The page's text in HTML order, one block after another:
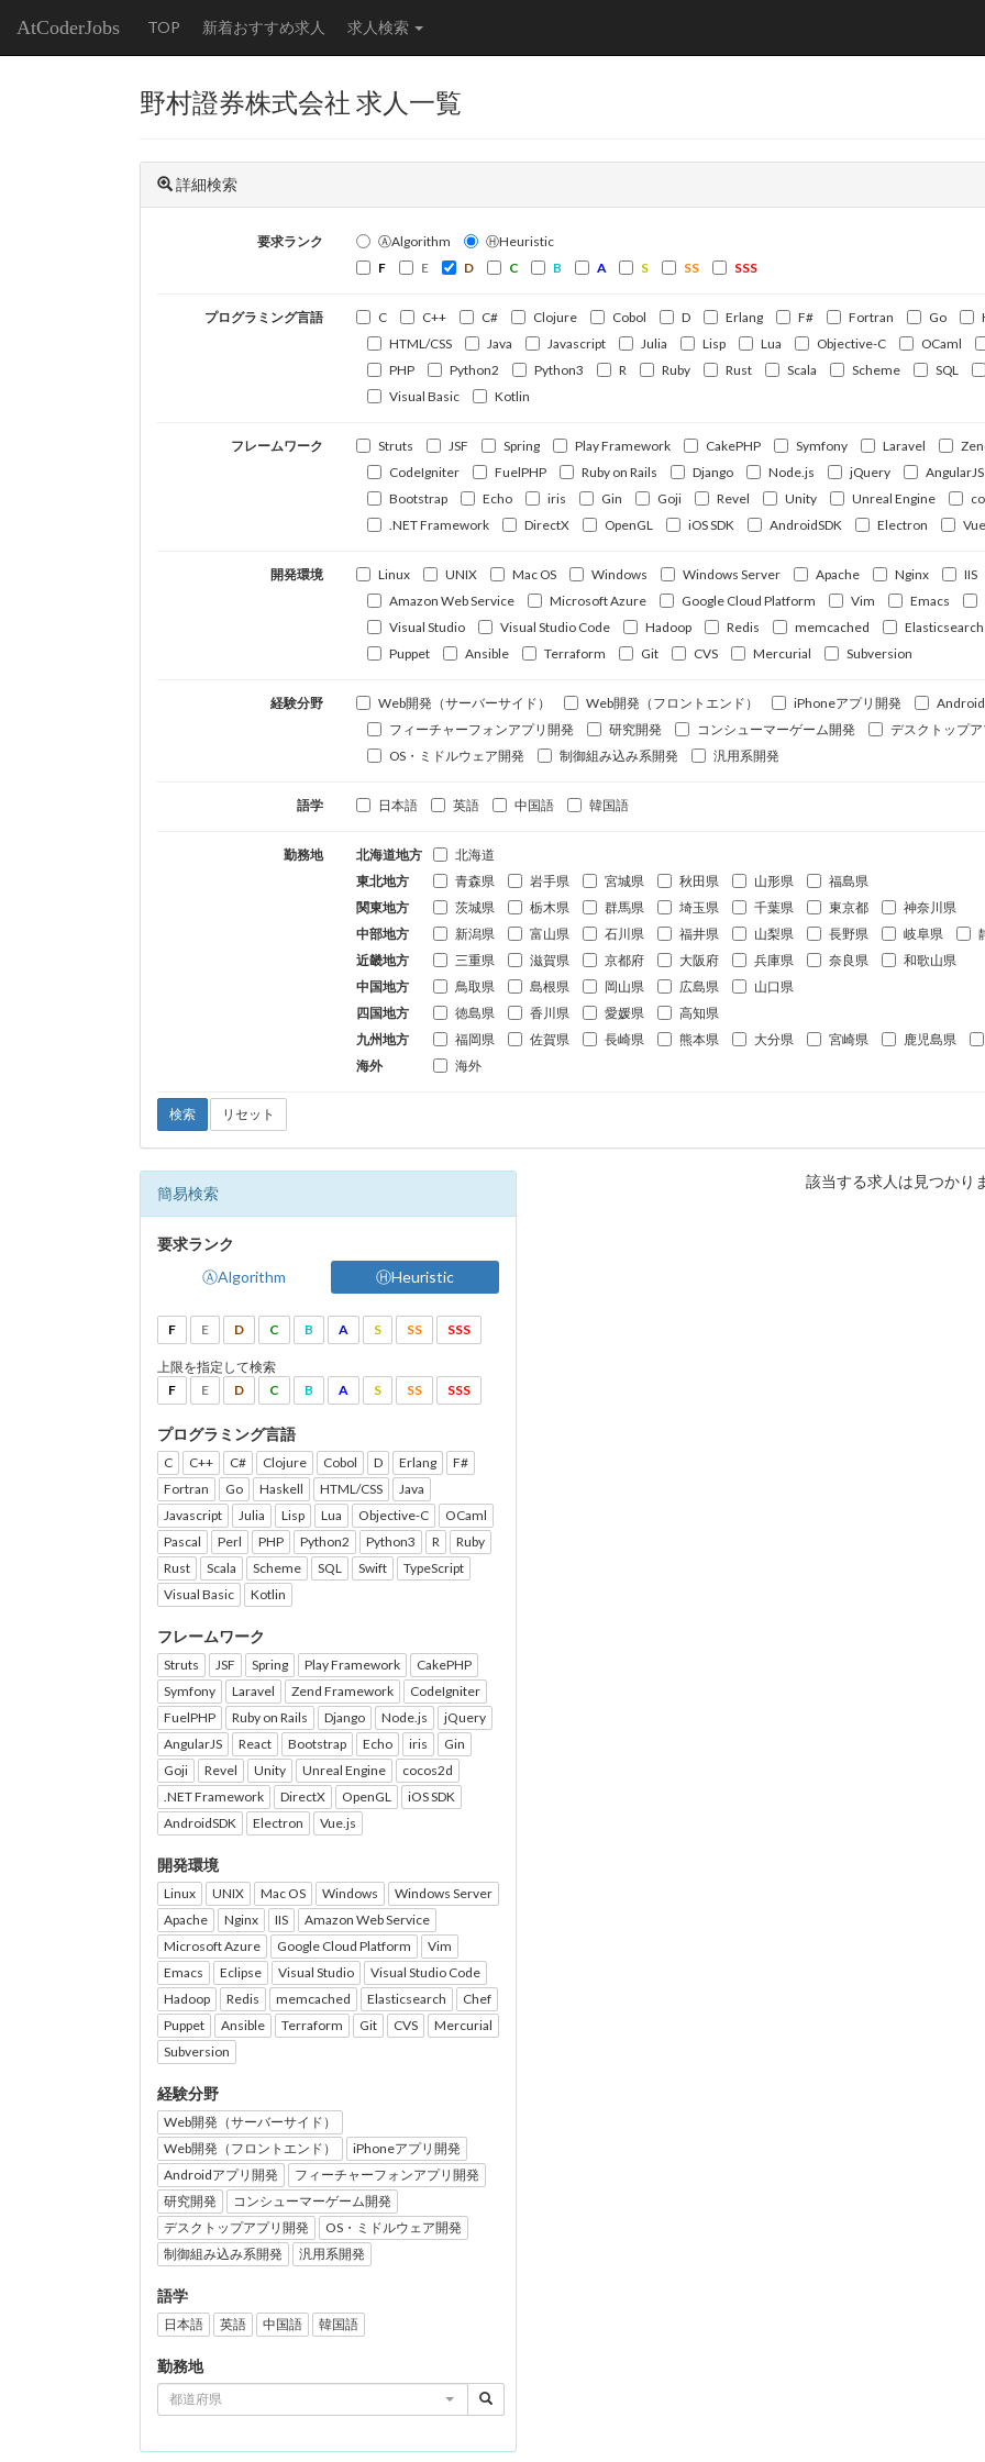
AtCoderJobs TOP 新着おすすめ求人 求人検索
野村證券株式会社 求人一覧
詳細検索
要求ランク ⒶAlgorithm
ⒽHeuristic
F
E D C B A S SS SSS
プログラミング言語 C C++ C# Clojure Cobol D Erlang F# Fortran Go
HTML/CSS
Java Javascript Julia Lisp Lua Objective-C OCaml
PHP
Python2 Python3 R Ruby Rust Scala Scheme SQL
Visual Basic
Kotlin
フレームワーク Struts JSF Spring Play Framework CakePHP Symfony Laravel
CodeIgniter
FuelPHP Ruby on Rails Django Node.js jQuery AngularJS
Bootstrap
Echo iris Gin Goji Revel Unity Unreal Engine
.NET Framework
DirectX OpenGL iOS SDK AndroidSDK Electron
開発環境 Linux UNIX Mac OS Windows Windows Server Apache Nginx
IIS
Amazon Web Service
Microsoft Azure Google Cloud Platform Vim Emacs
Visual Studio
Visual Studio Code Hadoop Redis memcached Elasticsearch
Puppet
Ansible Terraform Git CVS Mercurial Subversion
経験分野 Web開発（サーバーサイド） Web開発（フロントエンド） iPhoneアプリ開発
フィーチャーフォンアプリ開発
研究開発 コンシューマーゲーム開発
デスクトップ
OS・ミドルウェア開発
制御組み込み系開発 汎用系開発
語学 日本語 英語 中国語 韓国語
勤務地 北海道地方
北海道
東北地方
青森県 岩手県 宮城県 秋田県 山形県
福島県
関東地方
茨城県 栃木県 群馬県 埼玉県 千葉県 東京都
神奈川県
中部地方
新潟県 富山県 石川県 福井県 山梨県 長野県 岐阜県
近畿地方
三重県 滋賀県 京都府 大阪府 兵庫県 奈良県
和歌山県
中国地方
鳥取県 島根県 岡山県 広島県
山口県
四国地方
徳島県 香川県 愛媛県
高知県
九州地方
福岡県 佐賀県 長崎県 熊本県 大分県 宮崎県 鹿児島県
海外
海外
検索 リセット
簡易検索
要求ランク
ⒶAlgorithm
ⒽHeuristic
F E D C B A S SS SSS
上限を指定して検索
F
E D C B A S SS SSS
プログラミング言語
C C++ C# Clojure Cobol D Erlang
F#
Fortran
Go Haskell HTML/CSS
Java
Javascript
Julia Lisp Lua Objective-C
OCaml
Pascal
Perl PHP Python2 Python3 R
Ruby
Rust
Scala Scheme SQL Swift
TypeScript
Visual Basic
Kotlin
フレームワーク
Struts JSF Spring Play Framework
CakePHP
Symfony
Laravel Zend Framework
CodeIgniter
FuelPHP
Ruby on Rails Django Node.js
jQuery
AngularJS
React Bootstrap Echo iris
Gin
Goji
Revel Unity Unreal Engine
cocos2d
.NET Framework
DirectX OpenGL
iOS SDK
AndroidSDK
Electron Vue.js
開発環境
Linux UNIX Mac OS Windows
Windows Server
Apache
Nginx IIS
Amazon Web Service
Microsoft Azure
Google Cloud Platform
Vim
Emacs
Eclipse Visual Studio
Visual Studio Code
Hadoop
Redis memcached Elasticsearch
Chef
Puppet
Ansible Terraform Git CVS
Mercurial
Subversion
経験分野
Web開発（サーバーサイド）
Web開発（フロントエンド）
iPhoneアプリ開発
Androidアプリ開発
フィーチャーフォンアプリ開発
研究開発
コンシューマーゲーム開発
デスクトップアプリ開発
OS・ミドルウェア開発
制御組み込み系開発
汎用系開発
語学
日本語 英語 中国語 韓国語
勤務地
都道府県
該当する求人は見つかり